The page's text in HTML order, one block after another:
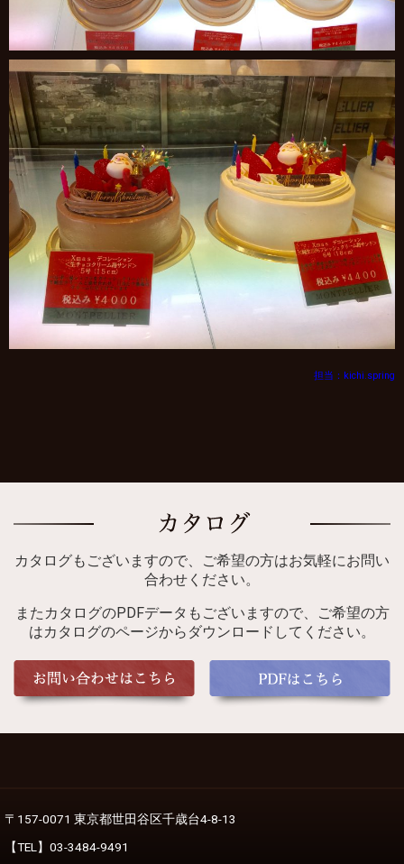
担当：kichi.spring
カタログもございますので、ご希望の方はお気軽にお問い
合わせください。
またカタログのPDFデータもございますので、ご希望の方
はカタログのページからダウンロードしてください。
〒157-0071 東京都世田谷区千歳台4-8-13
【TEL】03-3484-9491